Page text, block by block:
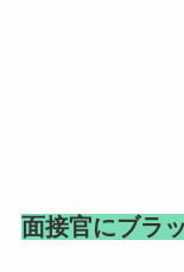
面接官にブラ